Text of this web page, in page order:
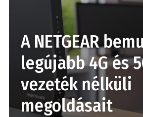
A NETGEAR
legújabb 4G és
vezeték nélküli
megoldásait